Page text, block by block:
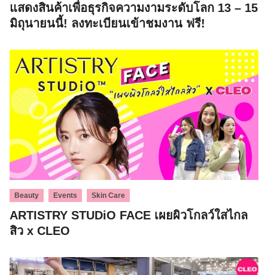
แสดงสินค้าเพื่อธุรกิจความงามระดับโลก 13 – 15
มิถุนายนนี้! ลงทะเบียนเข้าชมงาน ฟรี!
Beauty Events Skin Care
ARTISTRY STUDiO FACE เผยผิวโกลว์ใสไกล
สิว x CLEO